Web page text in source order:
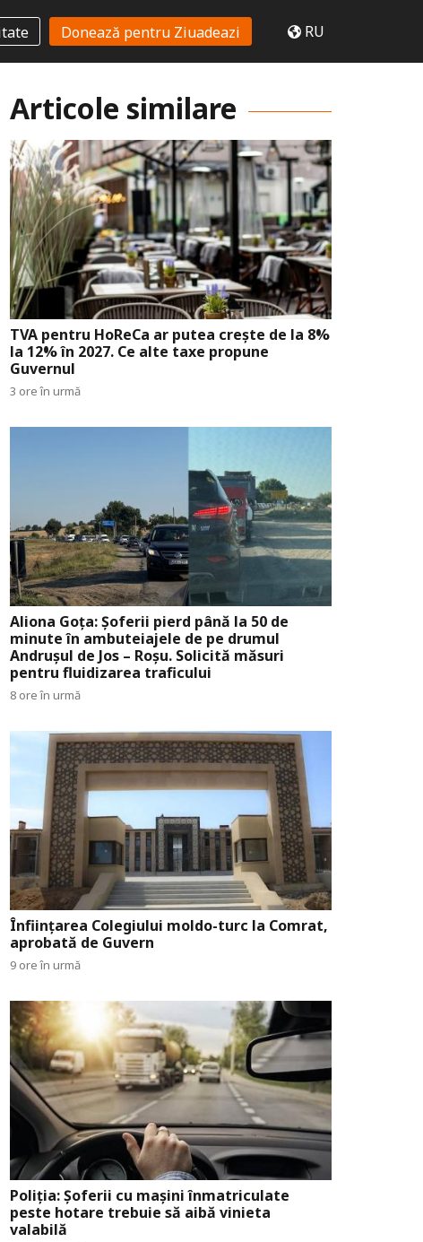
Donează pentru Ziuadeazi RU
Articole similare
TVA pentru HoReCa ar putea crește de la 8%
la 12% în 2027. Ce alte taxe propune
Guvernul
3 ore în urmă
Aliona Goța: Șoferii pierd până la 50 de
minute în ambuteiajele de pe drumul
Andrușul de Jos – Roșu. Solicită măsuri
pentru fluidizarea traficului
8 ore în urmă
Înființarea Colegiului moldo-turc la Comrat,
aprobată de Guvern
9 ore în urmă
Poliția: Șoferii cu mașini înmatriculate
peste hotare trebuie să aibă vinieta
valabilă